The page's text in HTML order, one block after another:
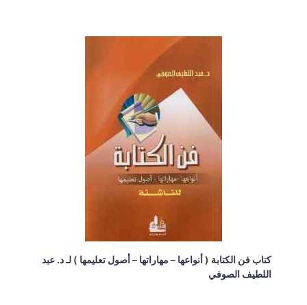
كتاب فن الكتابة ( أنواعها – مهاراتها – أصول تعليمها ) لـ د. عبد
اللطيف الصوفي